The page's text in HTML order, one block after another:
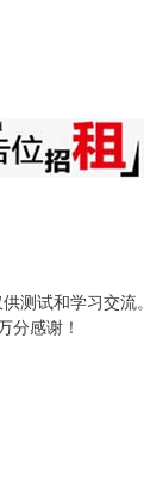
测试和学习交流。
分感谢！